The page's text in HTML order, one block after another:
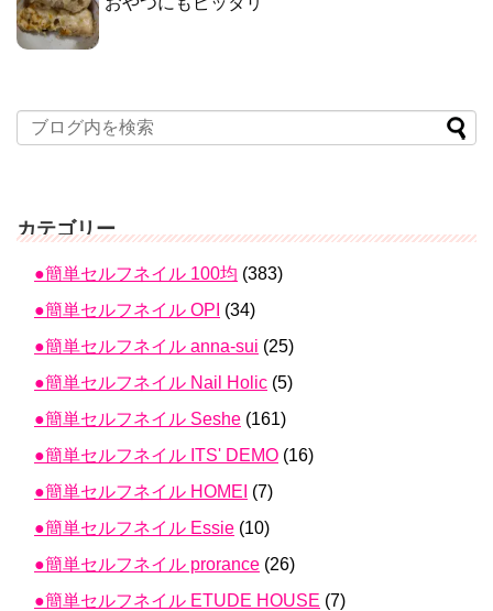
カテゴリー
●簡単セルフネイル 100均 (383)
●簡単セルフネイル OPI (34)
●簡単セルフネイル anna-sui (25)
●簡単セルフネイル Nail Holic (5)
●簡単セルフネイル Seshe (161)
●簡単セルフネイル ITS' DEMO (16)
●簡単セルフネイル HOMEI (7)
●簡単セルフネイル Essie (10)
●簡単セルフネイル prorance (26)
●簡単セルフネイル ETUDE HOUSE (7)